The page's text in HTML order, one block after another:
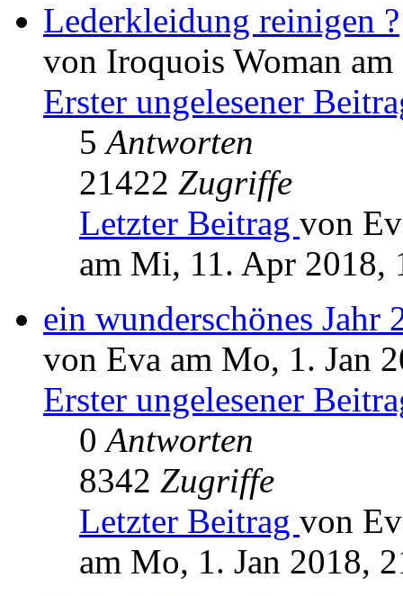
Lederkleidung reinigen ?
von Iroquois Woman
Erster ungelesener
5Antworten
21422 Zugriffe
Letzter Beitrag von
am Mi, 11. Apr 2018,
ein wunderschönes Jahr
von Eva am Mo, 1. Jan
Erster ungelesener
0Antworten
8342 Zugriffe
Letzter Beitrag von
am Mo, 1. Jan 2018,